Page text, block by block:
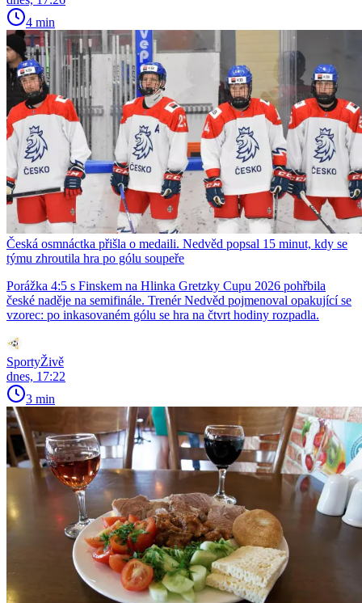
4 min
Česká osmnáctka přišla o medaili. Nedvěd popsal 15 minut, kdy se
týmu zhroutila hra po gólu soupeře
Porážka 4:5 s Finskem na Hlinka Gretzky Cupu 2026 pohřbila
české naděje na semifinále. Trenér Nedvěd pojmenoval opakující se
vzorec: po inkasovaném gólu se hra na čtvrt hodiny rozpadla.
SportyŽivě
dnes, 17:22
3 min